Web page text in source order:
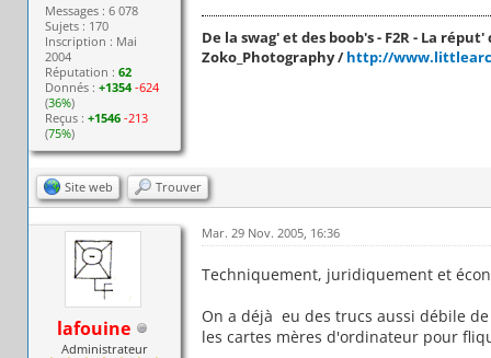
Messages : 6 078
Sujets : 170
Inscription : Mai
2004
Réputation :62
Donnés :+1354 -624
(36%)
Reçus :+1546 -213
(75%)
De la swag' et des boob's - F2R - La réput'
Zoko_Photography /http://
Site web Trouver
lafouine
Administrateur
Mar. 29 Nov. 2005, 16:36
Techniquement, juridiquement et
On a déjà eu des trucs aussi débile
les cartes mères d'ordinateur pour